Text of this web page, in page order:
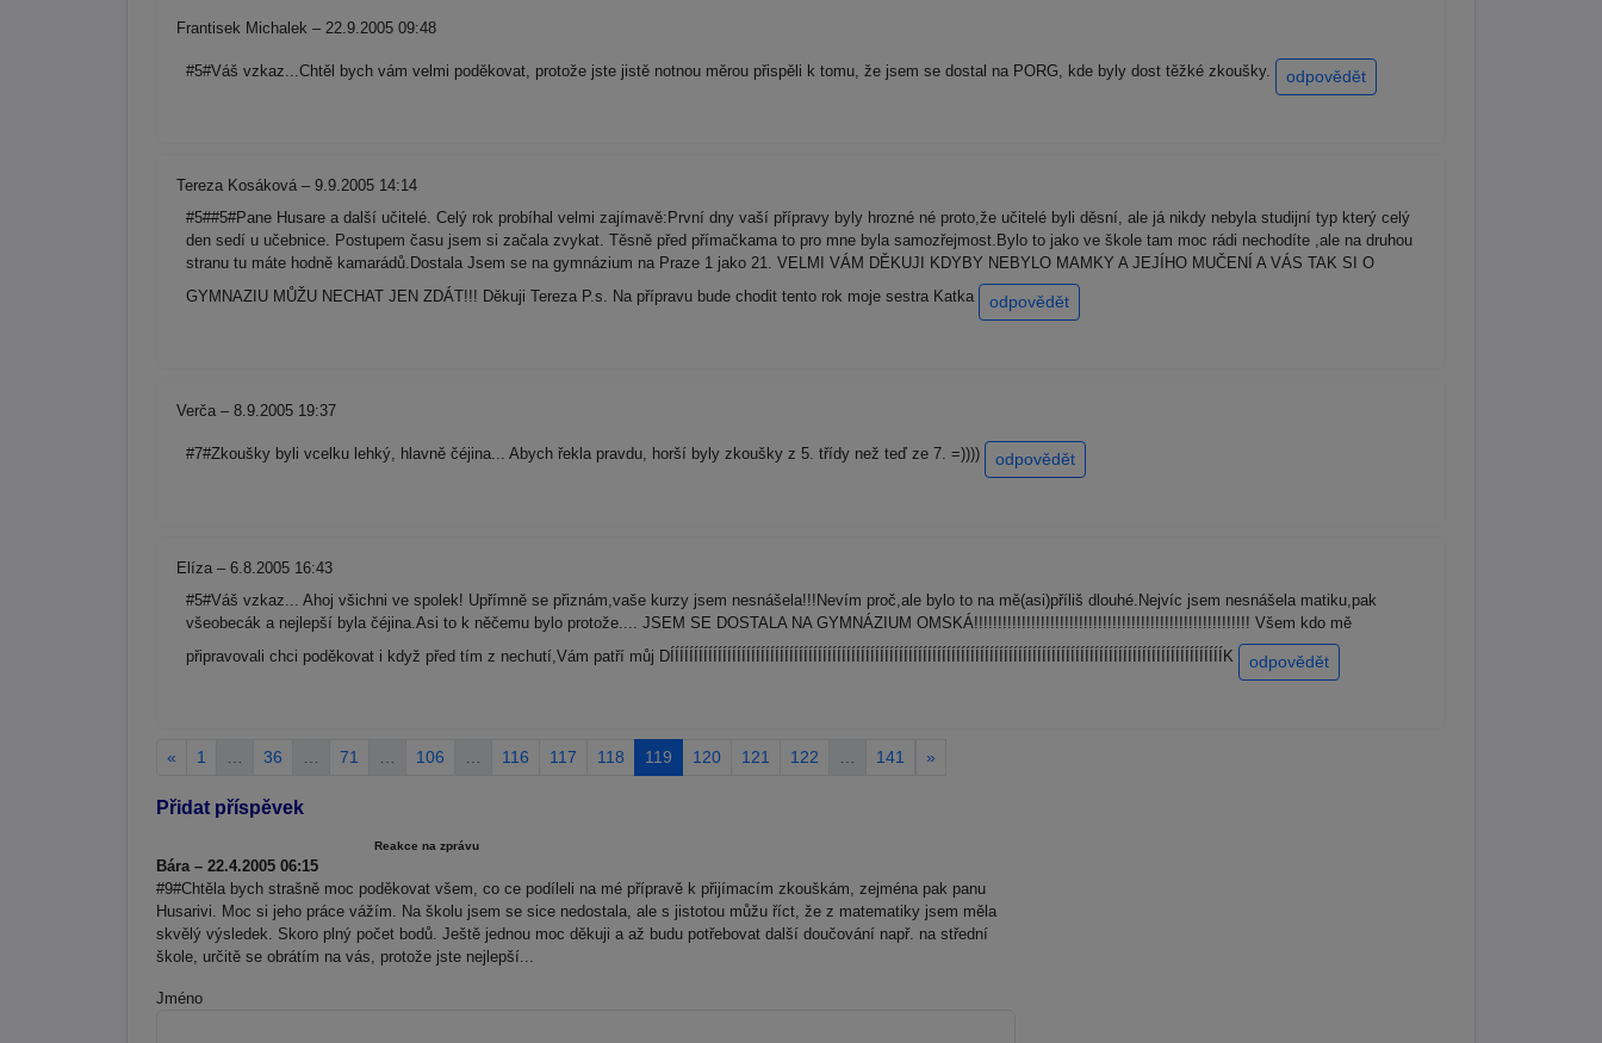
Frantisek Michalek – 22.9.2005 09:48
#5#Váš vzkaz...Chtěl bych vám velmi poděkovat, protože jste jistě notnou měrou přispěli k tomu, že jsem se dostal na PORG, kde byly dost těžké zkoušky. odpovědět
Tereza Kosáková – 9.9.2005 14:14
#5##5#Pane Husare a další učitelé. Celý rok probíhal velmi zajímavě:První dny vaší přípravy byly hrozné né proto,že učitelé byli děsní, ale já nikdy nebyla studijní typ který celý
den sedí u učebnice. Postupem času jsem si začala zvykat. Těsně před přímačkama to pro mne byla samozřejmost.Bylo to jako ve škole tam moc rádi nechodíte ,ale na druhou
stranu tu máte hodně kamarádů.Dostala Jsem se na gymnázium na Praze 1 jako 21. VELMI VÁM DĚKUJI KDYBY NEBYLO MAMKY A JEJÍHO MUČENÍ A VÁS TAK SI O
GYMNAZIU MŮŽU NECHAT JEN ZDÁT!!! Děkuji Tereza P.s. Na přípravu bude chodit tento rok moje sestra Katka
odpovědět
Verča – 8.9.2005 19:37
#7#Zkoušky byli vcelku lehký, hlavně čéjina... Abych řekla pravdu, horší byly zkoušky z 5. třídy než teď ze 7. =)))) odpovědět
Elíza – 6.8.2005 16:43
#5#Váš vzkaz... Ahoj všichni ve spolek! Upřímně se přiznám,vaše kurzy jsem nesnášela!!!Nevím proč,ale bylo to na mě(asi)příliš dlouhé.Nejvíc jsem nesnášela matiku,pak
všeobecák a nejlepší byla čéjina.Asi to k něčemu bylo protože.... JSEM SE DOSTALA NA GYMNÁZIUM OMSKÁ!!!!!!!!!!!!!!!!!!!!!!!!!!!!!!!!!!!!!!!!!!!!!!!!!!!!!!!!!! Všem kdo mě
připravovali chci poděkovat i když před tím z nechutí,Vám patří můj DÍÍÍÍÍÍÍÍÍÍÍÍÍÍÍÍÍÍÍÍÍÍÍÍÍÍÍÍÍÍÍÍÍÍÍÍÍÍÍÍÍÍÍÍÍÍÍÍÍÍÍÍÍÍÍÍÍÍÍÍÍÍÍÍÍÍÍÍÍÍÍÍÍÍÍÍÍÍÍÍÍÍÍÍÍÍÍÍÍÍÍÍÍÍÍÍÍÍÍÍÍÍÍÍÍÍÍÍÍÍÍÍÍÍÍÍK
odpovědět
« 1 36 71 106 116 117 118 119 120 121 122 141 »
Přidat příspěvek
Reakce na zprávu
Bára – 22.4.2005 06:15
#9#Chtěla bych strašně moc poděkovat všem, co ce podíleli na mé přípravě k přijímacím zkouškám, zejména pak panu
Husarivi. Moc si jeho práce vážím. Na školu jsem se sice nedostala, ale s jistotou můžu říct, že z matematiky jsem měla
skvělý výsledek. Skoro plný počet bodů. Ještě jednou moc děkuji a až budu potřebovat další doučování např. na střední
škole, určitě se obrátím na vás, protože jste nejlepší...
Jméno